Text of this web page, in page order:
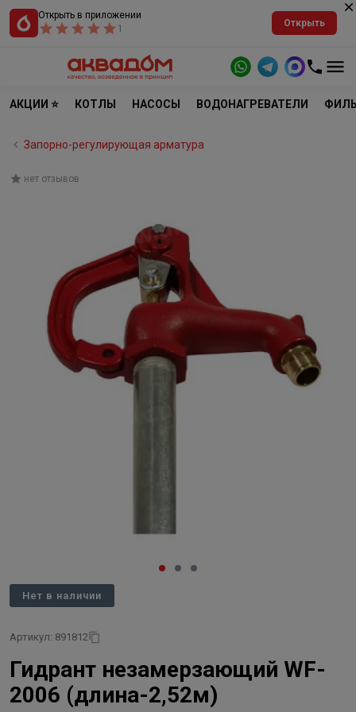
Открыть в приложении
1
Открыть
АКЦИИ ⭐ КОТЛЫ НАСОСЫ ВОДОНАГРЕВАТЕЛИ
Запорно-регулирующая арматура
нет отзывов
Нет в наличии
Артикул: 891812
Гидрант незамерзающий WF-
2006 (длина-2,52м)